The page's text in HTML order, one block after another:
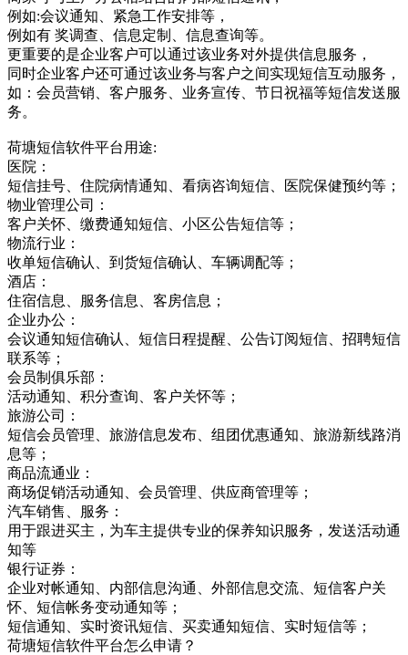
例如:会议通知、紧急工作安排等，
例如有 奖调查、信息定制、信息查询等。
更重要的是企业客户可以通过该业务对外提供信息服务，
同时企业客户还可通过该业务与客户之间实现短信互动服务，
如：会员营销、客户服务、业务宣传、节日祝福等短信发送服
务。
荷塘短信软件平台用途:
医院：
短信挂号、住院病情通知、看病咨询短信、医院保健预约等；
物业管理公司：
客户关怀、缴费通知短信、小区公告短信等；
物流行业：
收单短信确认、到货短信确认、车辆调配等；
酒店：
住宿信息、服务信息、客房信息；
企业办公：
会议通知短信确认、短信日程提醒、公告订阅短信、招聘短信
联系等；
会员制俱乐部：
活动通知、积分查询、客户关怀等；
旅游公司：
短信会员管理、旅游信息发布、组团优惠通知、旅游新线路消
息等；
商品流通业：
商场促销活动通知、会员管理、供应商管理等；
汽车销售、服务：
用于跟进买主，为车主提供专业的保养知识服务，发送活动通
知等
银行证券：
企业对帐通知、内部信息沟通、外部信息交流、短信客户关
怀、短信帐务变动通知等；
短信通知、实时资讯短信、买卖通知短信、实时短信等；
荷塘短信软件平台怎么申请？